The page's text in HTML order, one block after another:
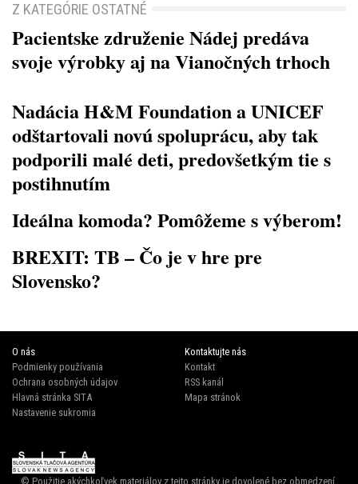
Z KATEGÓRIE OSTATNÉ
Pacientske združenie Nádej predáva
svoje výrobky aj na Vianočných trhoch
Nadácia H&M Foundation a UNICEF
odštartovali novú spoluprácu, aby tak
podporili malé deti, predovšetkým tie s
postihnutím
Ideálna komoda? Pomôžeme s výberom!
BREXIT: TB – Čo je v hre pre
Slovensko?
O nás
Podmienky používania
Ochrana osobných údajov
Hlavná stránka SITA
Nastavenie sukromia
Kontaktujte nás
Kontakt
RSS kanál
Mapa stránok
© Použitie akýchkoľvek materiálov z tejto stránky je dovolené bez obmedzení.